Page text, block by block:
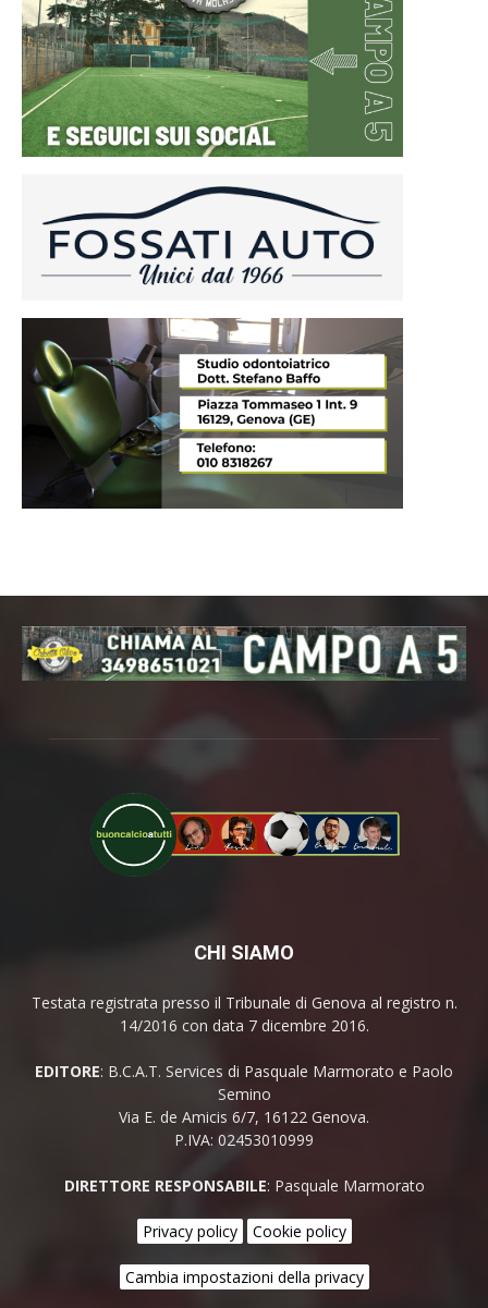
CHI SIAMO
Testata registrata presso il Tribunale di Genova al registro n.
14/2016 con data 7 dicembre 2016.
EDITORE: B.C.A.T. Services di Pasquale Marmorato e Paolo
Semino
Via E. de Amicis 6/7, 16122 Genova.
P.IVA: 02453010999
DIRETTORE RESPONSABILE: Pasquale Marmorato
Privacy policy Cookie policy
Cambia impostazioni della privacy